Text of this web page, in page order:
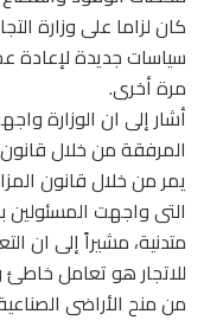
سياسات جديدة لإعادة
مرة أخرى.
أشار إلى ان الوزارة
المرفقة من خلال
يمر من خلال قانون
التى واجهت المسئولين
متدنية، مشيراً إلى ان
للاتجار هو تعامل خاطئ
من منح الأراضى